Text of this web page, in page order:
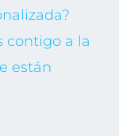
contigo a la
están